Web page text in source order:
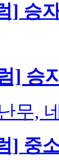
] 승
] 승
무,
] 중